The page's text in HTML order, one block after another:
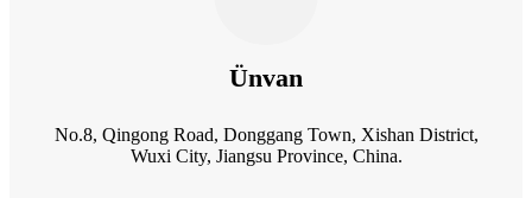
Ünvan
No.8, Qingong Road, Donggang Town, Xishan District,
Wuxi City, Jiangsu Province, China.